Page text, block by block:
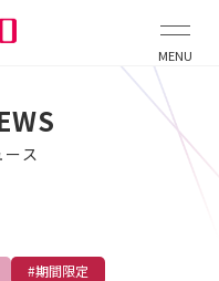
MENU
ス
期間限定